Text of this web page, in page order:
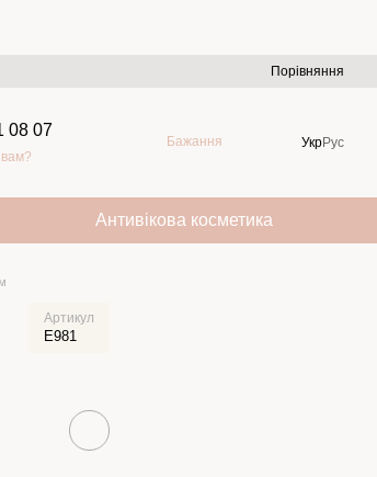
Порівняння
08 07
Бажання УкрРус
Антивікова косметика
Артикул
E981